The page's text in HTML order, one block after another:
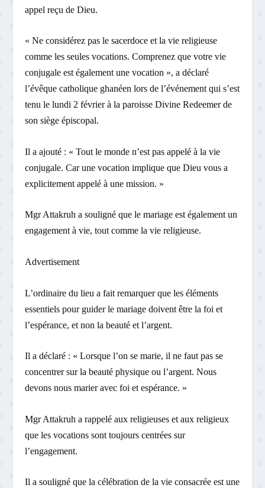
appel reçu de Dieu.
« Ne considérez pas le sacerdoce et la vie religieuse
comme les seules vocations. Comprenez que votre vie
conjugale est également une vocation », a déclaré
l’évêque catholique ghanéen lors de l’événement qui s’est
tenu le lundi 2 février à la paroisse Divine Redeemer de
son siège épiscopal.
Il a ajouté : « Tout le monde n’est pas appelé à la vie
conjugale. Car une vocation implique que Dieu vous a
explicitement appelé à une mission. »
Mgr Attakruh a souligné que le mariage est également un
engagement à vie, tout comme la vie religieuse.
Advertisement
L’ordinaire du lieu a fait remarquer que les éléments
essentiels pour guider le mariage doivent être la foi et
l’espérance, et non la beauté et l’argent.
Il a déclaré : « Lorsque l’on se marie, il ne faut pas se
concentrer sur la beauté physique ou l’argent. Nous
devons nous marier avec foi et espérance. »
Mgr Attakruh a rappelé aux religieuses et aux religieux
que les vocations sont toujours centrées sur
l’engagement.
Il a souligné que la célébration de la vie consacrée est une